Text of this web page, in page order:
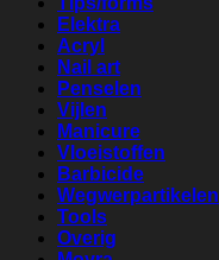
Elektra
Acryl
Nail art
Penselen
Vijlen
Manicure
Vloeistoffen
Barbicide
Wegwerpartikelen
Tools
Overig